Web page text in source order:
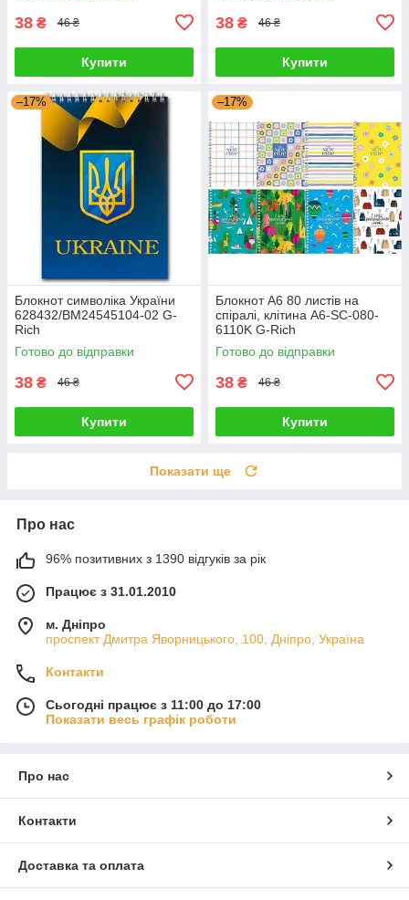
38 ₴ 46 ₴
Купити
38 ₴ 46 ₴
Купити
–17%
Блокнот символіка України
628432/BM24545104-02 G-
Rich
Готово до відправки
38 ₴ 46 ₴
Купити
–17%
Блокнот A6 80 листів на
спіралі, клітина A6-SC-080-
6110K G-Rich
Готово до відправки
38 ₴ 46 ₴
Купити
Показати ще
Про нас
96% позитивних з 1390 відгуків за рік
Працює з 31.01.2010
м. Дніпро
проспект Дмитра Яворницького, 100, Дніпро, Україна
Контакти
Сьогодні працює з 11:00 до 17:00
Показати весь графік роботи
Про нас
Контакти
Доставка та оплата